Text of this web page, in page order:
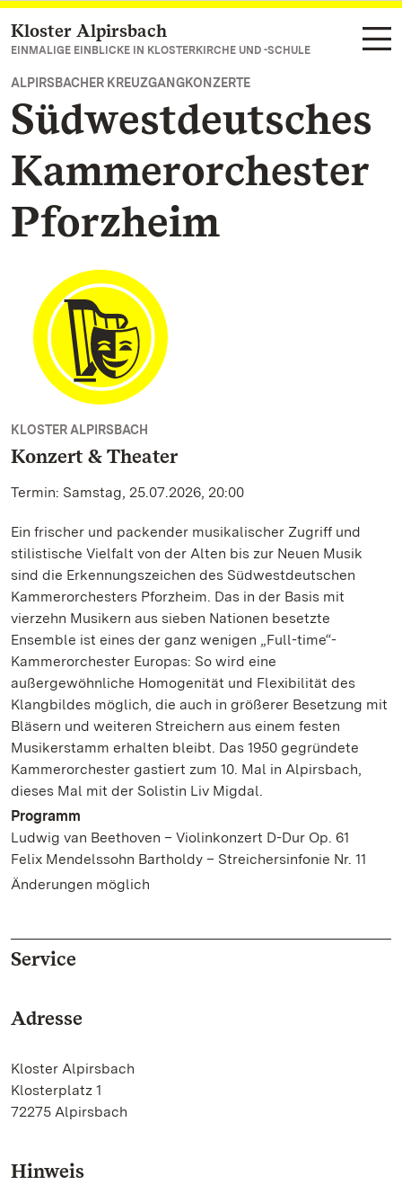
Zum Hauptinhalt springen
Kloster Alpirsbach
EINMALIGE EINBLICKE IN KLOSTERKIRCHE UND -SCHULE
ALPIRSBACHER KREUZGANGKONZERTE
Südwestdeutsches
Kammerorchester
Pforzheim
KLOSTER ALPIRSBACH
Konzert & Theater
Termin: Samstag, 25.07.2026, 20:00
Ein frischer und packender musikalischer Zugriff und
stilistische Vielfalt von der Alten bis zur Neuen Musik
sind die Erkennungszeichen des Südwestdeutschen
Kammerorchesters Pforzheim. Das in der Basis mit
vierzehn Musikern aus sieben Nationen besetzte
Ensemble ist eines der ganz wenigen „Full-time“-
Kammerorchester Europas: So wird eine
außergewöhnliche Homogenität und Flexibilität des
Klangbildes möglich, die auch in größerer Besetzung mit
Bläsern und weiteren Streichern aus einem festen
Musikerstamm erhalten bleibt. Das 1950 gegründete
Kammerorchester gastiert zum 10. Mal in Alpirsbach,
dieses Mal mit der Solistin Liv Migdal.
Programm
Ludwig van Beethoven – Violinkonzert D-Dur Op. 61
Felix Mendelssohn Bartholdy – Streichersinfonie Nr. 11
Änderungen möglich
Service
Adresse
Kloster Alpirsbach
Klosterplatz 1
72275 Alpirsbach
Hinweis